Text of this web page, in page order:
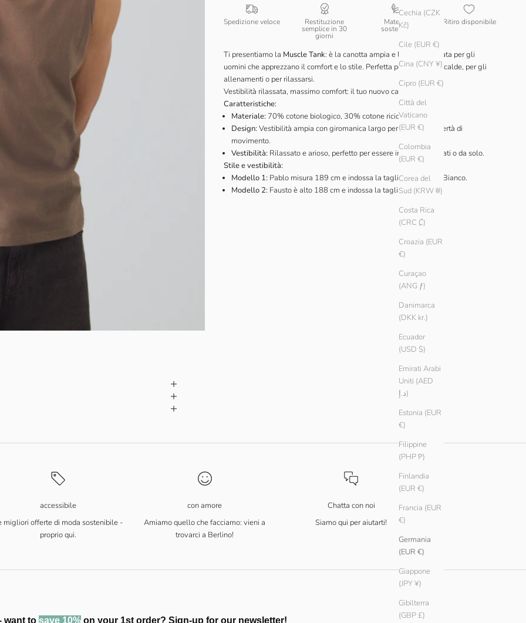
Cechia (CZK
Kč)
Cile (EUR €)
Cina (CNY ¥)
Cipro (EUR €)
Città del
Vaticano
(EUR €)
Colombia
(EUR €)
Corea del
Sud (KRW ₩)
Costa Rica
(CRC ₡)
Croazia (EUR
€)
Curaçao
(ANG ƒ)
Danimarca
(DKK kr.)
Ecuador
(USD $)
Emirati Arabi
Uniti (AED
د.إ)
Estonia (EUR
€)
Filippine
(PHP ₱)
Finlandia
(EUR €)
Francia (EUR
€)
Germania
(EUR €)
Giappone
(JPY ¥)
Gibilterra
(GBP £)
Spedizione veloce Restituzione
semplice in 30
giorni
Materiali
sostenibili
Ritiro disponibile
Ti presentiamo la Muscle Tank: è la canotta ampia e leggera pensata per gli
uomini che apprezzano il comfort e lo stile. Perfetta per le giornate calde, per gli
allenamenti o per rilassarsi.
Vestibilità rilassata, massimo comfort: il tuo nuovo capo estivo!
Caratteristiche:
Materiale: 70% cotone biologico, 30% cotone riciclato
Design: Vestibilità ampia con giromanica largo per maggiore libertà di
movimento.
Vestibilità: Rilassato e arioso, perfetto per essere indossato a strati o da solo.
Stile e vestibilità:
Modello 1: Pablo misura 189 cm e indossa la taglia L in Terra e Bianco.
Modello 2: Fausto è alto 188 cm e indossa la taglia L di Ember.
accessibile
migliori offerte di moda sostenibile -
proprio qui.
con amore
Amiamo quello che facciamo: vieni a
trovarci a Berlino!
Chatta con noi
Siamo qui per aiutarti!
want to save 10%on your 1st order? Sign-up for our newsletter!